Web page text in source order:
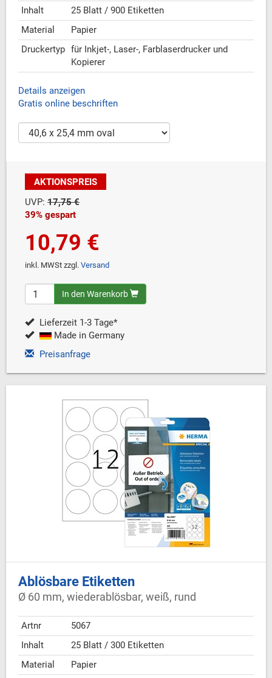
Inhalt
25 Blatt / 900 Etiketten
Material
Papier
Druckertyp für Inkjet-, Laser-, Farblaserdrucker und
Kopierer
Details anzeigen
Gratis online beschriften
AKTIONSPREIS
UVP: 17,75 €
39% gespart
10,79 €
inkl. MWSt zzgl. Versand
In den Warenkorb
Lieferzeit 1-3 Tage*
Made in Germany
Preisanfrage
Ablösbare Etiketten
Ø 60 mm, wiederablösbar, weiß, rund
Artnr
5067
Inhalt
25 Blatt / 300 Etiketten
Material
Papier